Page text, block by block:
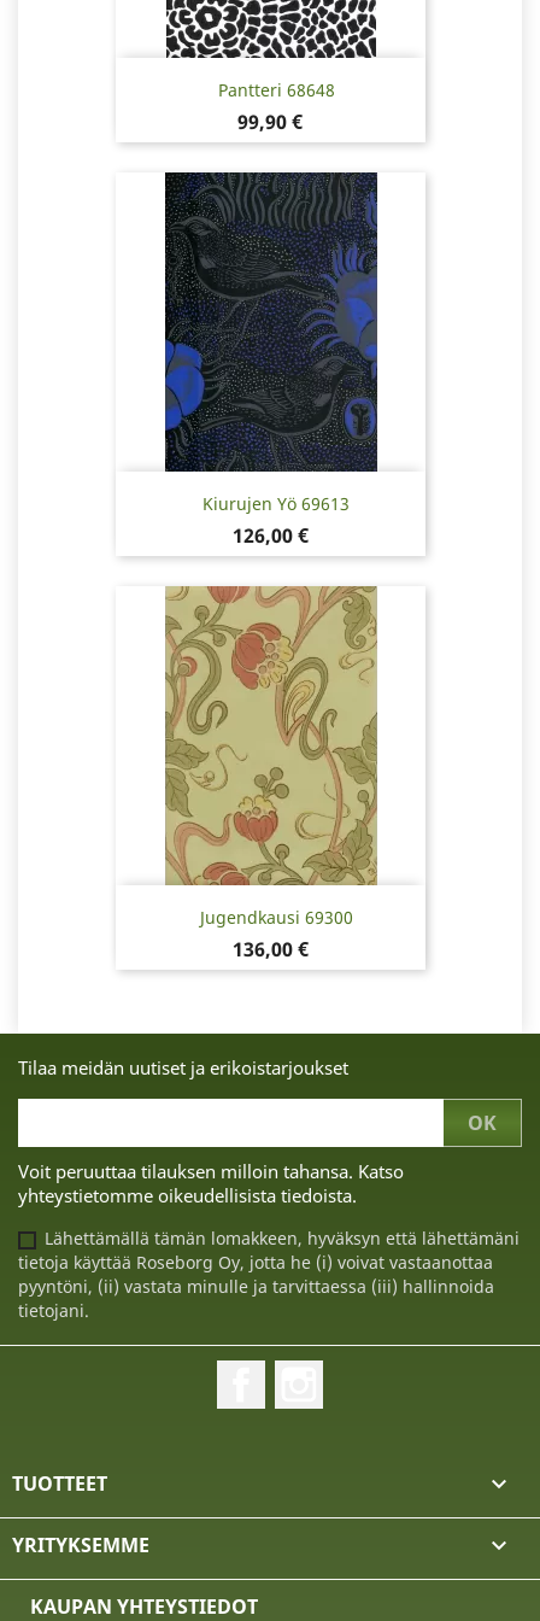
Pantteri 68648
Hinta
99,90 €
Kiurujen Yö 69613
Hinta
126,00 €
Jugendkausi 69300
Hinta
136,00 €
Tilaa meidän uutiset ja erikoistarjoukset
Voit peruuttaa tilauksen milloin tahansa. Katso
yhteystietomme oikeudellisista tiedoista.
Lähettämällä tämän lomakkeen, hyväksyn että lähettämäni
tietoja käyttää Roseborg Oy, jotta he (i) voivat vastaanottaa
pyyntöni, (ii) vastata minulle ja tarvittaessa (iii) hallinnoida
tietojani.
TUOTTEET 
YRITYKSEMME 
KAUPAN YHTEYSTIEDOT